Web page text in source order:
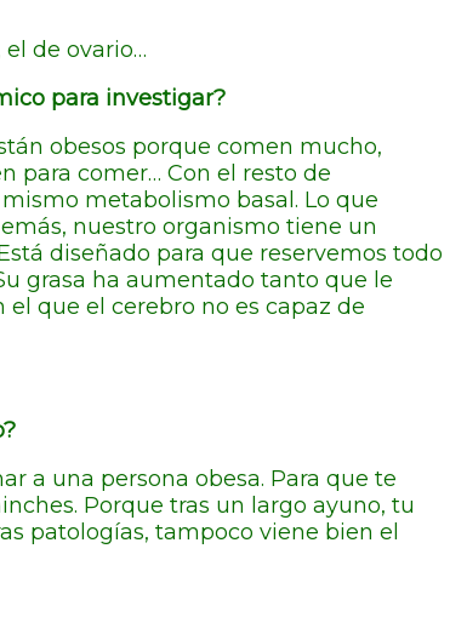
el de ovario…
para investigar?
obesos porque comen mucho,
para comer… Con el resto de
metabolismo basal. Lo que
nuestro organismo tiene un
diseñado para que reservemos todo
grasa ha aumentado tanto que le
que el cerebro no es capaz de
a una persona obesa. Para que te
Porque tras un largo ayuno, tu
patologías, tampoco viene bien el